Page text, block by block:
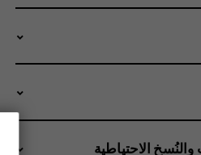
والنُسخ الاحتياطية